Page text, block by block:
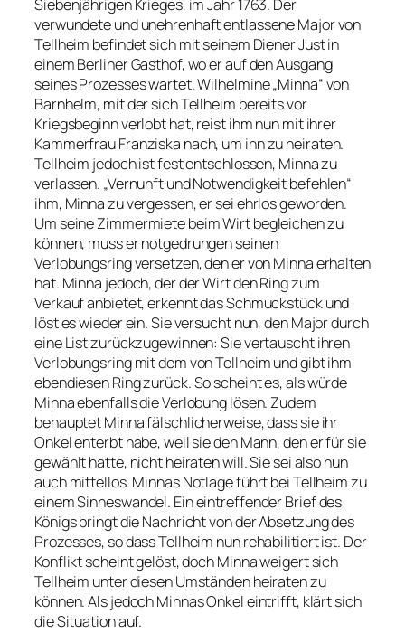
Siebenjährigen Krieges, im Jahr 1763. Der
verwundete und unehrenhaft entlassene Major von
Tellheim befindet sich mit seinem Diener Just in
einem Berliner Gasthof, wo er auf den Ausgang
seines Prozesses wartet. Wilhelmine „Minna“ von
Barnhelm, mit der sich Tellheim bereits vor
Kriegsbeginn verlobt hat, reist ihm nun mit ihrer
Kammerfrau Franziska nach, um ihn zu heiraten.
Tellheim jedoch ist fest entschlossen, Minna zu
verlassen. „Vernunft und Notwendigkeit befehlen“
ihm, Minna zu vergessen, er sei ehrlos geworden.
Um seine Zimmermiete beim Wirt begleichen zu
können, muss er notgedrungen seinen
Verlobungsring versetzen, den er von Minna erhalten
hat. Minna jedoch, der der Wirt den Ring zum
Verkauf anbietet, erkennt das Schmuckstück und
löst es wieder ein. Sie versucht nun, den Major durch
eine List zurückzugewinnen: Sie vertauscht ihren
Verlobungsring mit dem von Tellheim und gibt ihm
ebendiesen Ring zurück. So scheint es, als würde
Minna ebenfalls die Verlobung lösen. Zudem
behauptet Minna fälschlicherweise, dass sie ihr
Onkel enterbt habe, weil sie den Mann, den er für sie
gewählt hatte, nicht heiraten will. Sie sei also nun
auch mittellos. Minnas Notlage führt bei Tellheim zu
einem Sinneswandel. Ein eintreffender Brief des
Königs bringt die Nachricht von der Absetzung des
Prozesses, so dass Tellheim nun rehabilitiert ist. Der
Konflikt scheint gelöst, doch Minna weigert sich
Tellheim unter diesen Umständen heiraten zu
können. Als jedoch Minnas Onkel eintrifft, klärt sich
die Situation auf.